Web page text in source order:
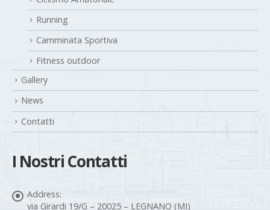
Running
Camminata Sportiva
Fitness outdoor
Gallery
News
Contatti
I Nostri Contatti
Address:
via Girardi 19/G – 20025 – LEGNANO (MI)